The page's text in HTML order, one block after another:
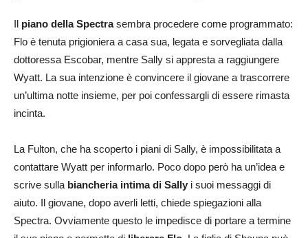
Il piano della Spectrasembra procedere come programmato:
Flo è tenuta prigioniera a casa sua, legata e sorvegliata dalla
dottoressa Escobar, mentre Sally si appresta a raggiungere
Wyatt. La sua intenzione è convincere il giovane a trascorrere
un’ultima notte insieme, per poi confessargli di essere rimasta
incinta.
La Fulton, che ha scoperto i piani di Sally, è impossibilitata a
contattare Wyatt per informarlo. Poco dopo però ha un’idea e
scrive sulla biancheria intima di Sally i suoi messaggi di
aiuto. Il giovane, dopo averli letti, chiede spiegazioni alla
Spectra. Ovviamente questo le impedisce di portare a termine